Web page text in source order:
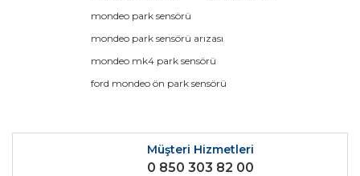
Yorum Yaz
mondeo park sensörü
mondeo park sensörü arızası
mondeo mk4 park sensörü
ford mondeo ön park sensörü
Müşteri Hizmetleri
0 850 303 82 00